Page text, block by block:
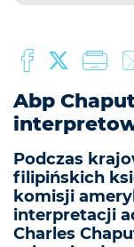
Abp
Podczas
filipińskich
komisji
interpretacji
Charles